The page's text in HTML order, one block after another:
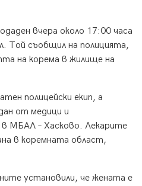
вчера около 17:00 часа
Той съобщил на полицията,
на корема в жилище на
полицейски екип, а
от медици и
в МБАЛ – Хасково. Лекарите
в коремната област,
установили, че жената е